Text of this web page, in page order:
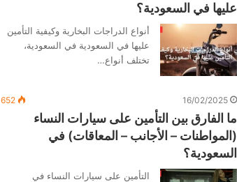
عليها في السعودية؟
أنواع الدراجات البخارية وكيفية التأمين
عليها في السعودية في السعودية،
تختلف أنواع…
16/02/2025
652
ما الفارق بين التأمين على سيارات النساء
(المواطنات – الأجانب – المعاقات) في
السعودية؟
التأمين على سيارات النساء في